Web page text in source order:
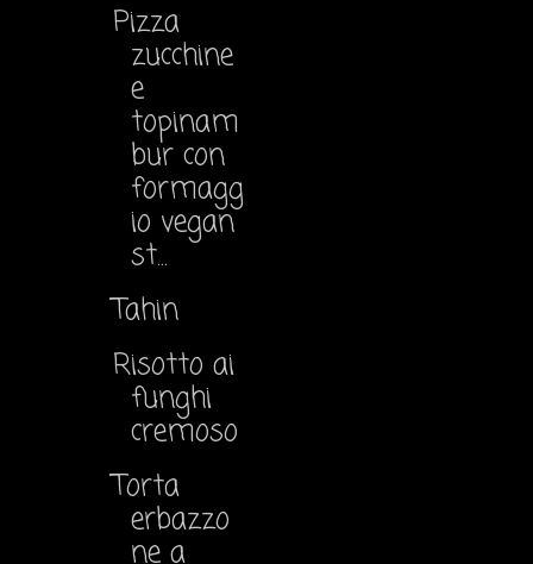
Pizza
zucchine
e
topinam
bur con
formagg
io vegan
st...
Tahin
Risotto ai
funghi
cremoso
Torta
erbazzo
ne a